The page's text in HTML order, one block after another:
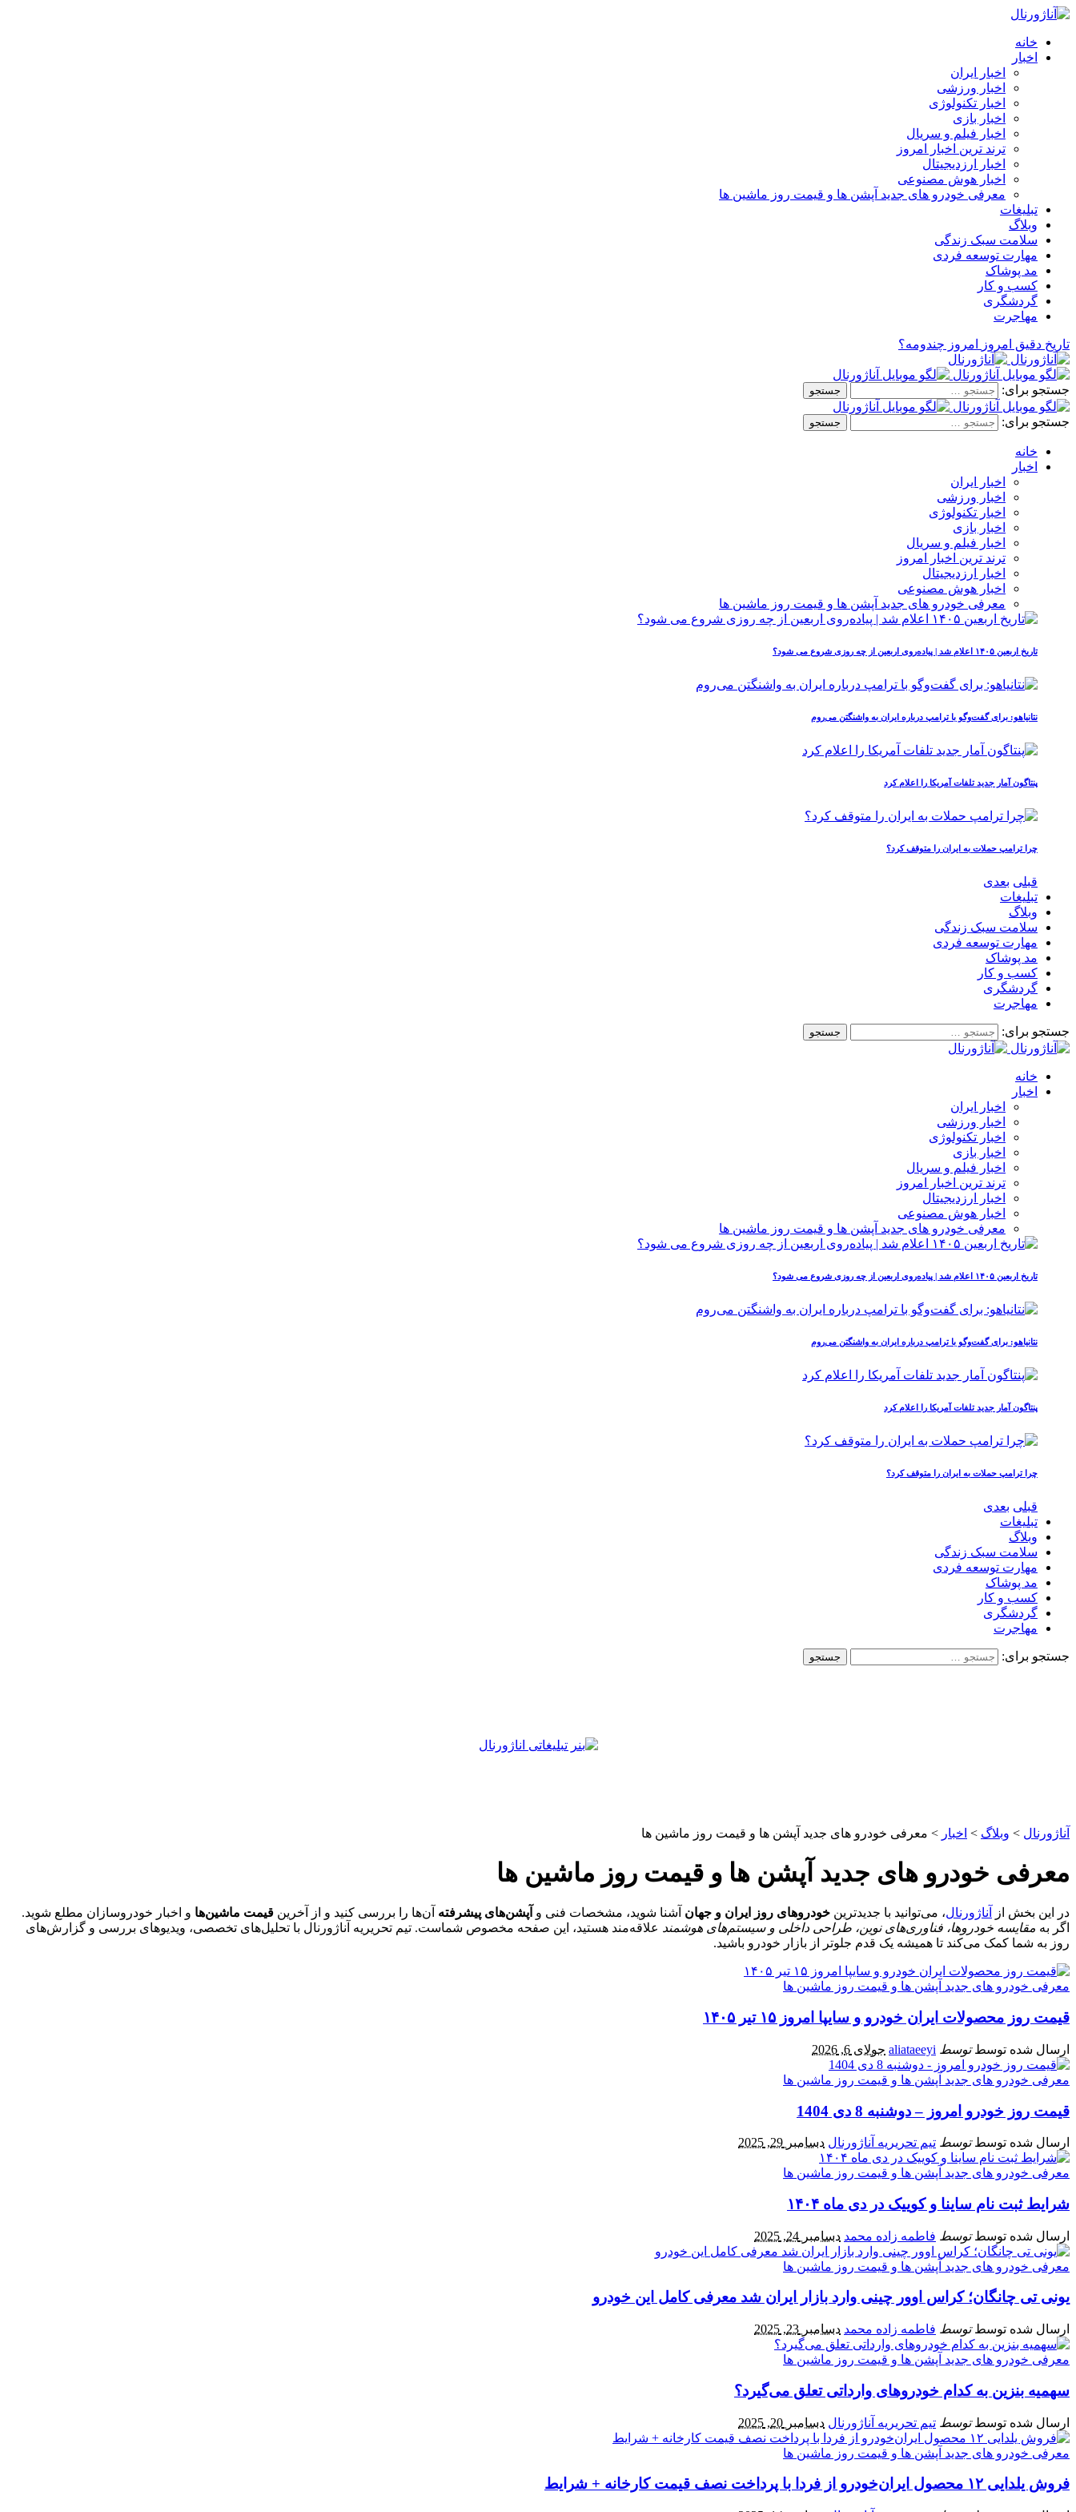
خانه
اخبار
اخبار ایران
اخبار ورزشی
اخبار تکنولوژی
اخبار بازی
اخبار فیلم و سریال
ترند ترین اخبار امروز
اخبار ارزدیجیتال
اخبار هوش مصنوعی
معرفی خودرو های جدید آپشن‌ ها و قیمت روز ماشین‌ ها
تبلیغات
وبلاگ
سلامت سبک زندگی
مهارت توسعه فردی
مد پوشاک
کسب و کار
گردشگری
مهاجرت
تاریخ دقیق امروز امروز چندومه؟
جستجو برای:
جستجو برای:
خانه
اخبار
اخبار ایران
اخبار ورزشی
اخبار تکنولوژی
اخبار بازی
اخبار فیلم و سریال
ترند ترین اخبار امروز
اخبار ارزدیجیتال
اخبار هوش مصنوعی
معرفی خودرو های جدید آپشن‌ ها و قیمت روز ماشین‌ ها
تاریخ اربعین ۱۴۰۵ اعلام شد | پیاده‌روی اربعین از چه روزی شروع می‌ شود؟
نتانیاهو: برای گفت‌وگو با ترامپ درباره ایران به واشنگتن می‌روم
پنتاگون آمار جدید تلفات آمریکا را اعلام کرد
چرا ترامپ حملات به ایران را متوقف کرد؟
قبلی بعدی
تبلیغات
وبلاگ
سلامت سبک زندگی
مهارت توسعه فردی
مد پوشاک
کسب و کار
گردشگری
مهاجرت
جستجو برای:
خانه
اخبار
اخبار ایران
اخبار ورزشی
اخبار تکنولوژی
اخبار بازی
اخبار فیلم و سریال
ترند ترین اخبار امروز
اخبار ارزدیجیتال
اخبار هوش مصنوعی
معرفی خودرو های جدید آپشن‌ ها و قیمت روز ماشین‌ ها
تاریخ اربعین ۱۴۰۵ اعلام شد | پیاده‌روی اربعین از چه روزی شروع می‌ شود؟
نتانیاهو: برای گفت‌وگو با ترامپ درباره ایران به واشنگتن می‌روم
پنتاگون آمار جدید تلفات آمریکا را اعلام کرد
چرا ترامپ حملات به ایران را متوقف کرد؟
قبلی بعدی
تبلیغات
وبلاگ
سلامت سبک زندگی
مهارت توسعه فردی
مد پوشاک
کسب و کار
گردشگری
مهاجرت
جستجو برای:
آناژورنال > وبلاگ > اخبار > معرفی خودرو های جدید آپشن‌ ها و قیمت روز ماشین‌ ها
معرفی خودرو های جدید آپشن‌ ها و قیمت روز ماشین‌ ها
در این بخش از آناژورنال، می‌توانید با جدیدترین خودروهای روز ایران و جهان آشنا شوید، مشخصات فنی و آپشن‌های پیشرفته آن‌ها را بررسی کنید و از آخرین قیمت ماشین‌ها و اخبار خودروسازان مطلع شوید.
اگر به مقایسه خودروها، فناوری‌های نوین، طراحی داخلی و سیستم‌های هوشمند علاقه‌مند هستید، این صفحه مخصوص شماست. تیم تحریریه آناژورنال با تحلیل‌های تخصصی، ویدیوهای بررسی و گزارش‌های
روز به شما کمک می‌کند تا همیشه یک قدم جلوتر از بازار خودرو باشید.
معرفی خودرو های جدید آپشن‌ ها و قیمت روز ماشین‌ ها
قیمت روز محصولات ایران‌ خودرو و سایپا امروز ۱۵ تیر ۱۴۰۵
ارسال شده توسط توسط aliataeeyi جولای 6, 2026
معرفی خودرو های جدید آپشن‌ ها و قیمت روز ماشین‌ ها
قیمت روز خودرو امروز – دوشنبه 8 دی 1404
ارسال شده توسط توسط تیم تحریریه آناژورنال دسامبر 29, 2025
معرفی خودرو های جدید آپشن‌ ها و قیمت روز ماشین‌ ها
شرایط ثبت‌ نام ساینا و کوییک در دی‌ ماه ۱۴۰۴
ارسال شده توسط توسط فاطمه زاده محمد دسامبر 24, 2025
معرفی خودرو های جدید آپشن‌ ها و قیمت روز ماشین‌ ها
یونی تی چانگان؛ کراس‌ اوور چینی وارد بازار ایران شد معرفی کامل این خودرو
ارسال شده توسط توسط فاطمه زاده محمد دسامبر 23, 2025
معرفی خودرو های جدید آپشن‌ ها و قیمت روز ماشین‌ ها
سهمیه بنزین به کدام خودروهای وارداتی تعلق می‌گیرد؟
ارسال شده توسط توسط تیم تحریریه آناژورنال دسامبر 20, 2025
معرفی خودرو های جدید آپشن‌ ها و قیمت روز ماشین‌ ها
فروش یلدایی ۱۲ محصول ایران‌خودرو از فردا با پرداخت نصف قیمت کارخانه + شرایط